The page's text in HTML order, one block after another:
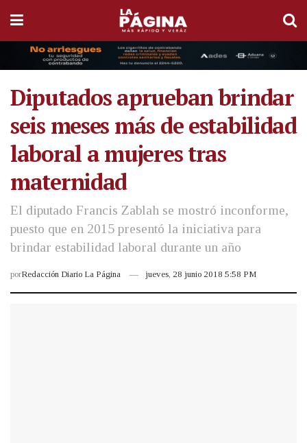
Diputados aprueban brindar
seis meses más de estabilidad
laboral a mujeres tras
maternidad
El diputado Francis Zablah se mostró inconforme,
puesto que en 2015 presentó la iniciativa para
brindar estabilidad laboral durante un año
porRedacción Diario La Página jueves, 28 junio 2018 5:58 PM